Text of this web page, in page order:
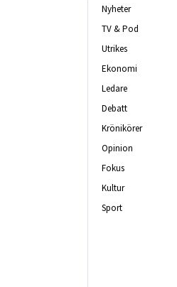
Nyheter
TV & Pod
Utrikes
Ekonomi
Ledare
Debatt
Krönikörer
Opinion
Fokus
Kultur
Sport